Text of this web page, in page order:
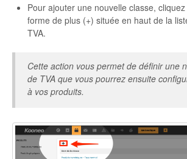
Pour ajouter une nouvelle classe,
forme de plus (+) située en haut de la
TVA.
Cette action vous permet de définir une
de TVA que vous pourrez ensuite
à vos produits.